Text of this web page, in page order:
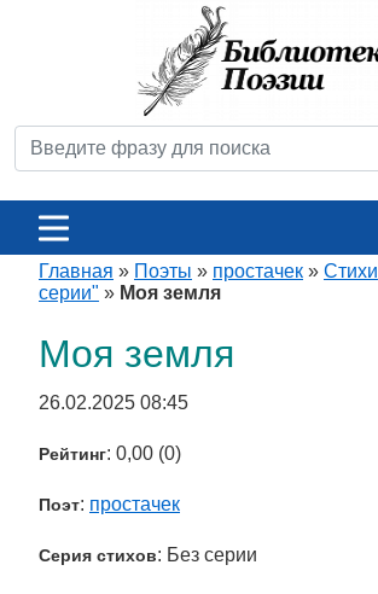
Главная » Поэты » простачек » Стихи
серии" » Моя земля
Моя земля
26.02.2025 08:45
Рейтинг: 0,00 (0)
Поэт: простачек
Серия стихов: Без серии